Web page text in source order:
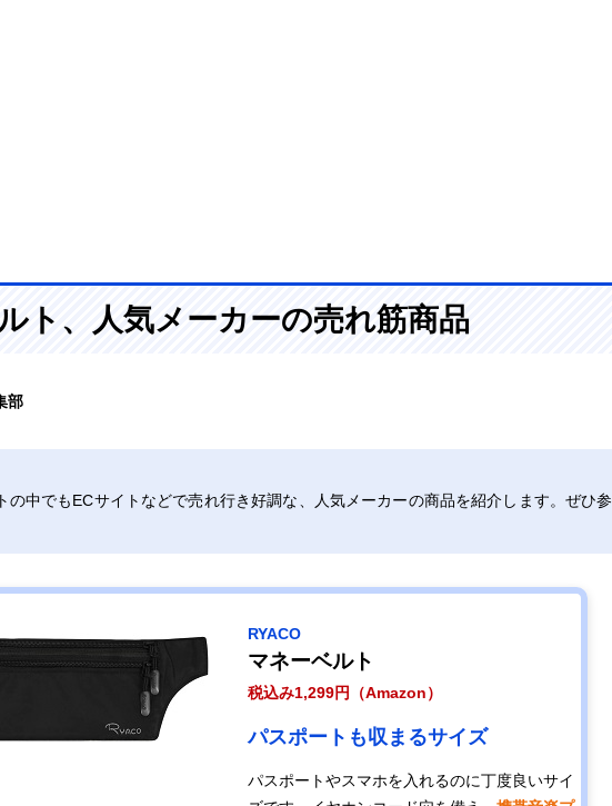
ト、人気メーカーの売れ筋商品
部
の中でもECサイトなどで売れ行き好調な、人気メーカーの商品を紹介します。ぜひ参
RYACO
マネーベルト
税込み1,299円（Amazon）
パスポートも収まるサイズ
パスポートやスマホを入れるのに丁度良いサイ